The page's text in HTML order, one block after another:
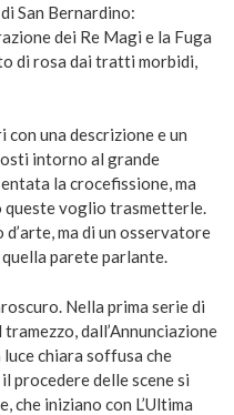
San Bernardino:
dei Re Magi e la Fuga
di rosa dai tratti morbidi,
una descrizione e un
intorno al grande
la crocefissione, ma
queste voglio trasmetterle.
ma di un osservatore
parete parlante.
Nella prima serie di
dall’Annunciazione
luce chiara soffusa che
il procedere delle scene si
che iniziano con L’Ultima